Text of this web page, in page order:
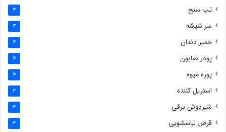
تب سنج 4
سر شیشه 4
خمیر دندان 4
پودر صابون 4
پوره میوه 4
استریل کننده 3
شیردوش برقی 3
قرص لباسشویی 3